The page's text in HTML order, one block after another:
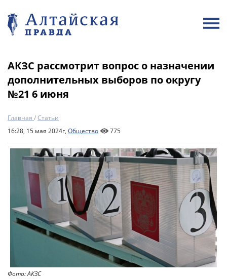
АКЗС рассмотрит вопрос о назначении
дополнительных выборов по округу
№21 6 июня
Главная /Статьи
16:28, 15 мая 2024г, Общество 775
Фото: АКЗС